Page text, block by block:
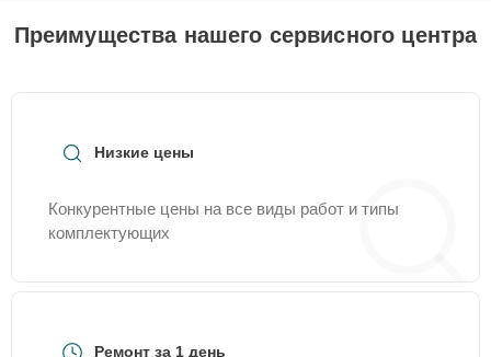
Преимущества нашего сервисного центра
Низкие цены
Конкурентные цены на все виды работ и типы
комплектующих
Ремонт за 1 день